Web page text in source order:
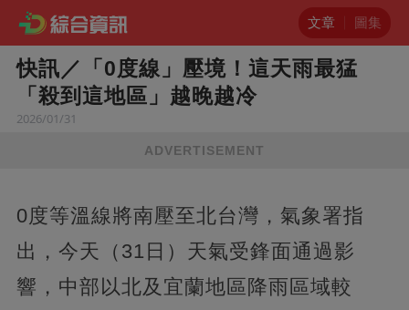
文章 圖集
快訊／「0度線」壓境！這天雨最猛
「殺到這地區」越晚越冷
2026/01/31
ADVERTISEMENT
0度等溫線將南壓至北台灣，氣象署指
出，今天（31日）天氣受鋒面通過影
響，中部以北及宜蘭地區降雨區域較